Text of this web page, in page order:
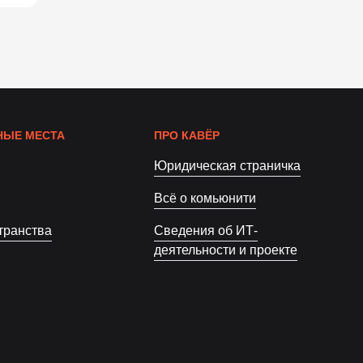
МЕСТА ПРО КАВЁР
Юридическая страничка
Всё о комьюнити
Сведения об ИТ-
деятельности и проекте